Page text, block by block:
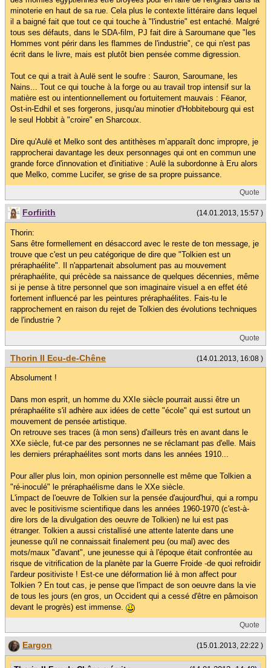
minoterie en haut de sa rue. Cela plus le contexte littéraire dans lequel
il a baigné fait que tout ce qui touche à "l'industrie" est entaché. Malgré
tous ses défauts, dans le SDA-film, PJ fait dire à Saroumane que "les
Hommes vont périr dans les flammes de l'industrie", ce qui n'est pas
écrit dans le livre, mais est plutôt bien pensée comme digression.
Tout ce qui a trait à Aulë sent le soufre : Sauron, Saroumane, les
Nains... Tout ce qui touche à la forge ou au travail trop intensif sur la
matière est ou intentionnellement ou fortuitement mauvais : Fëanor,
Ost-in-Edhil et ses forgerons, jusqu'au minotier d'Hobbitebourg qui est
le seul Hobbit à "croire" en Sharcoux.
Dire qu'Aulë et Melko sont des antithèses m’apparaît donc impropre, je
rapprocherai davantage les deux personnages qui ont en commun une
grande force d'innovation et d'initiative : Aulë la subordonne à Eru alors
que Melko, comme Lucifer, se grise de sa propre puissance.
Quote
(14.01.2013, 15:57 )
Forfirith
Thorin:
Sans être formellement en désaccord avec le reste de ton message, je
trouve que c'est un peu catégorique de dire que "Tolkien est un
préraphaélite". Il n'appartenait absolument pas au mouvement
préraphaélite, qui précède sa naissance de quelques décennies, même
si je pense à titre personnel que son imaginaire visuel a en effet été
fortement influencé par les peintures préraphaélites. Fais-tu le
rapprochement en raison du rejet de Tolkien des évolutions techniques
de l'industrie ?
Quote
(14.01.2013, 16:08 )
Thorin II Ecu-de-Chêne
Absolument !
Dans mon esprit, un homme du XXIe siècle pourrait aussi être un
préraphaélite s'il adhère aux idées de cette "école" qui est surtout un
mouvement de pensée artistique.
On retrouve ses traces (à mon sens) d'ailleurs très en avant dans le
XXe siècle, fut-ce par des personnes ne se réclamant pas d'elle. Mais
les derniers préraphaélites sont morts dans les années 1910...
Pour aller plus loin, mon opinion personnelle est même que Tolkien a
"ré-inoculé" le préraphaélisme dans le XXe siècle.
L'impact de l'oeuvre de Tolkien sur la pensée d'aujourd'hui, qui a rompu
avec le positivisme scientifique dans les années 1960-1970 (c'est-à-
dire lors de la divulgation des oeuvre de Tolkien) ne lui est pas
étranger. Tolkien a aussi cristallisé une attente latente dans une
jeunesse qu'il ne connaissait finalement peu (ou mal) avec des
mots/maux "d'avant", une jeunesse qui à l'époque était confrontée au
risque de vitrification de la planète par la Guerre Froide -de quoi refroidir
l'ardeur positiviste ! Est-ce une déformation lié à mon affect pour
Tolkien ? En tout cas, je pense que l'impact de son oeuvre dans la vie
de tous les jours (en gros, un Occident qui a cessé d'être en pâmoison
devant le progrès) est immense.
Quote
(15.01.2013, 22:22 )
Eargon